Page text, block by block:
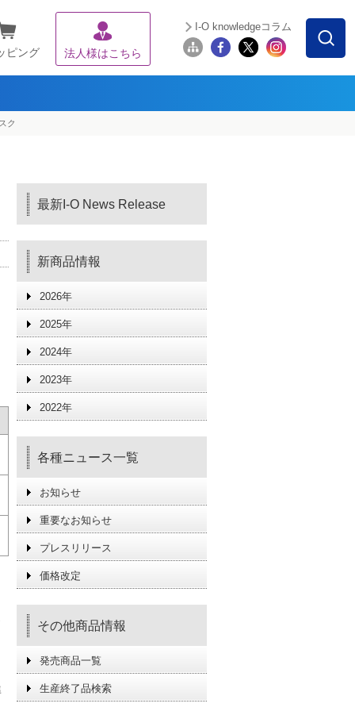
ピング 法人様はこちら
I-O knowledgeコラム
ク
最新I-O News Release
新商品情報
2026年
2025年
2024年
2023年
2022年
各種ニュース一覧
お知らせ
重要なお知らせ
プレスリリース
価格改定
その他商品情報
発売商品一覧
生産終了品検索